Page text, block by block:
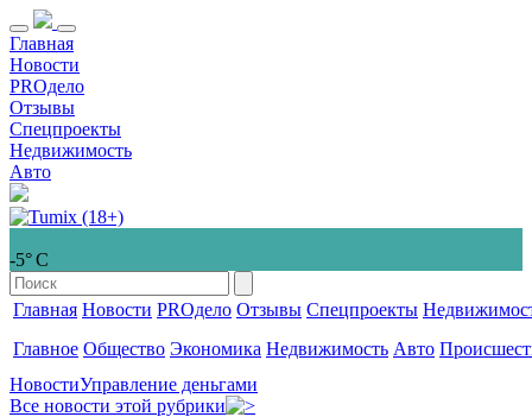
Главная
Новости
PROдело
Отзывы
Спецпроекты
Недвижимость
Авто
-5° С
Главная Новости PROдело Отзывы Спецпроекты
Главное Общество Экономика Недвижимость Авто
НовостиУправление деньгами
Все новости этой рубрики